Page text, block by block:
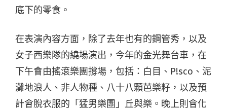
底下的零食。
在表演內容方面，除了去年也有的鋼管秀，以及
女子西樂隊的繞場演出，今年的金光舞台車，在
下午會由搖滾樂團撐場，包括：白目、P!sco、泥
灘地浪人、非人物種、八十八顆芭樂籽，以及預
計會脫衣服的「猛男樂團」丘與樂。晚上則會化